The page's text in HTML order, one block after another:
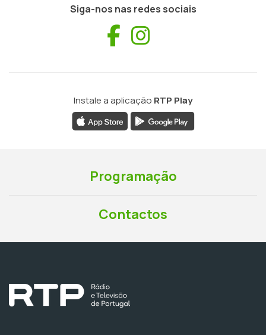
Siga-nos nas redes sociais
Facebook
Instale a aplicação RTP Play
Programação
Contactos